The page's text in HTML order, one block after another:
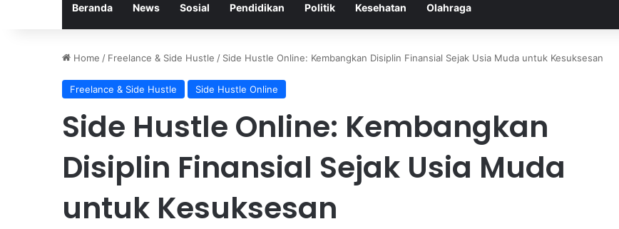
Beranda News Sosial Pendidikan Politik Kesehatan Olahraga
Home / Freelance & Side Hustle / Side Hustle Online: Kembangkan Disiplin Finansial Sejak Usia Muda untuk Kesuksesan
Freelance & Side Hustle Side Hustle Online
Side Hustle Online: Kembangkan
Disiplin Finansial Sejak Usia Muda
untuk Kesuksesan